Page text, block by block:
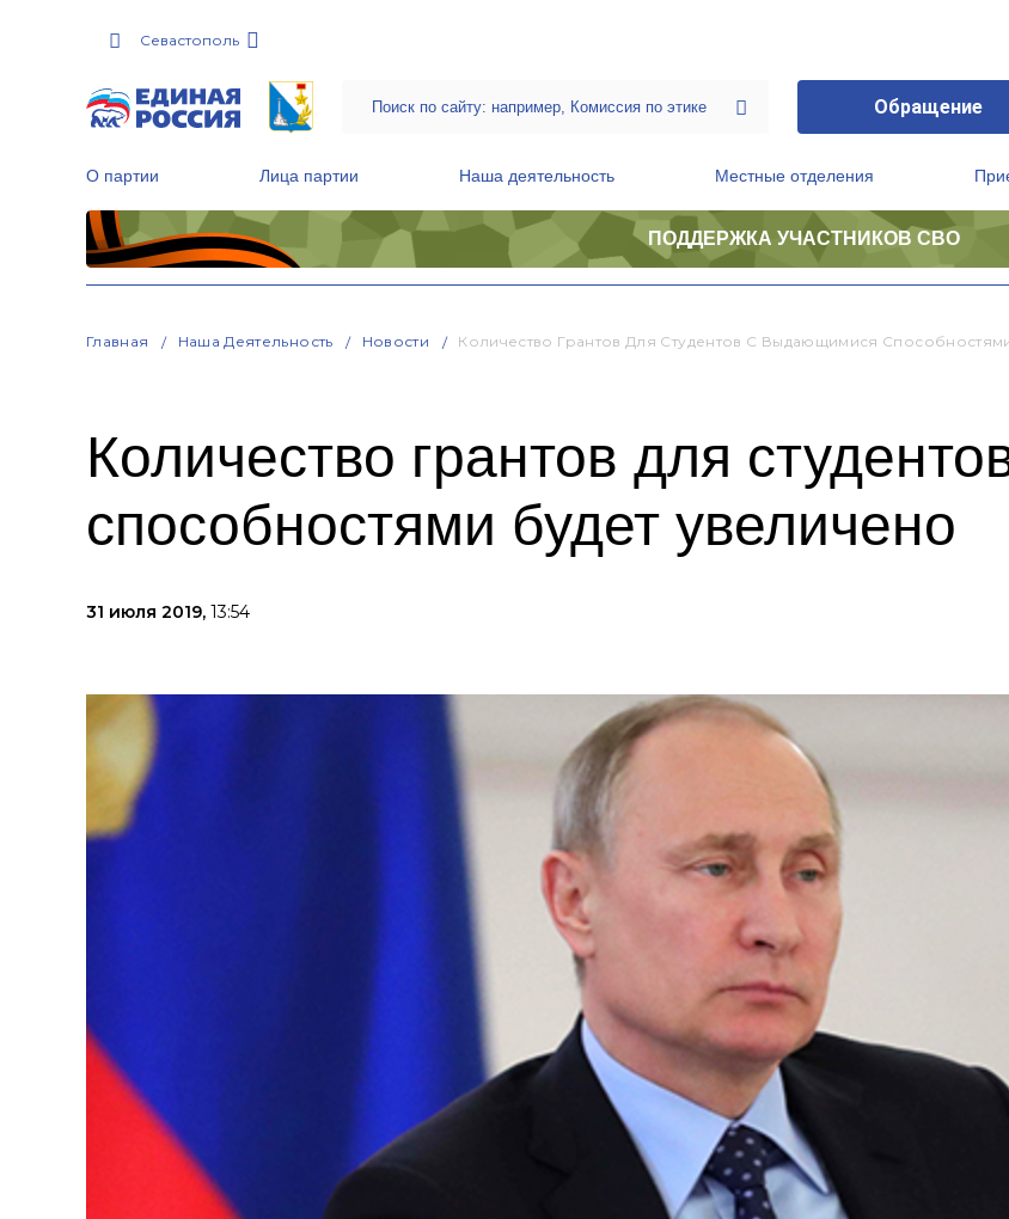
Севастополь
Обращение
О партии Лица партии Наша деятельность Местные отделения
ПОДДЕРЖКА УЧАСТНИКОВ СВО
Главная Наша Деятельность Новости Количество Грантов Для Студентов С Выдающимися
Количество грантов для
способностями будет увеличено
31 июля 2019, 13:54